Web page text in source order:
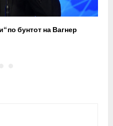
по бунтот на Вагнер